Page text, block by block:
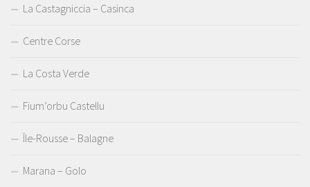
La Castagniccia – Casinca
Centre Corse
La Costa Verde
Fium’orbu Castellu
Île-Rousse – Balagne
Marana – Golo